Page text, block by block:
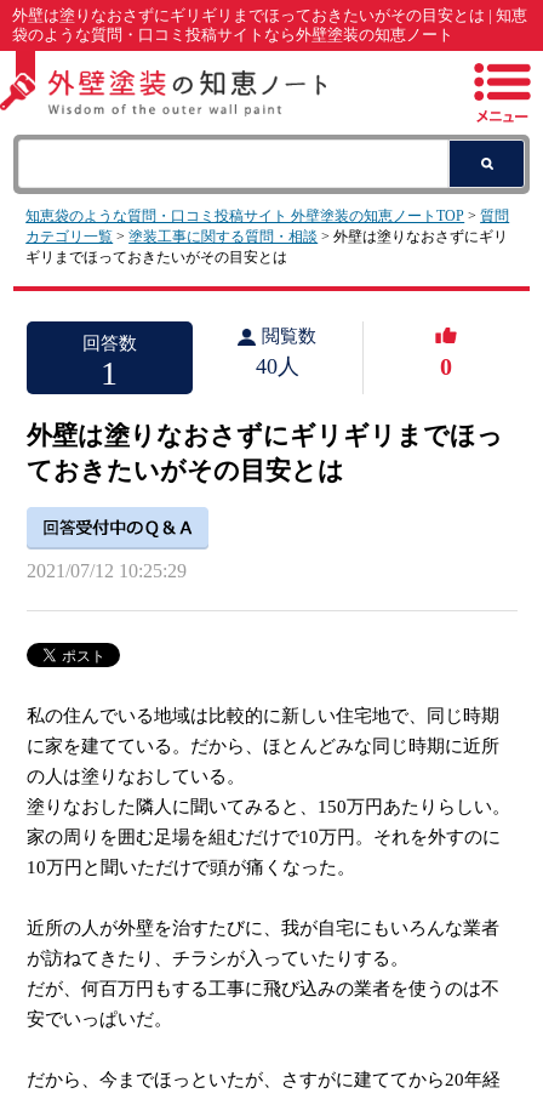
外壁は塗りなおさずにギリギリまでほっておきたいがその目安とは | 知恵
袋のような質問・口コミ投稿サイトなら外壁塗装の知恵ノート
知恵袋のような質問・口コミ投稿サイト 外壁塗装の知恵ノートTOP >質問
カテゴリ一覧 >塗装工事に関する質問・相談 > 外壁は塗りなおさずにギリ
ギリまでほっておきたいがその目安とは
回答数
1
閲覧数
40人 0
外壁は塗りなおさずにギリギリまでほっ
ておきたいがその目安とは
2021/07/12 10:25:29
私の住んでいる地域は比較的に新しい住宅地で、同じ時期
に家を建てている。だから、ほとんどみな同じ時期に近所
の人は塗りなおしている。
塗りなおした隣人に聞いてみると、150万円あたりらしい。
家の周りを囲む足場を組むだけで10万円。それを外すのに
10万円と聞いただけで頭が痛くなった。
近所の人が外壁を治すたびに、我が自宅にもいろんな業者
が訪ねてきたり、チラシが入っていたりする。
だが、何百万円もする工事に飛び込みの業者を使うのは不
安でいっぱいだ。
だから、今までほっといたが、さすがに建ててから20年経